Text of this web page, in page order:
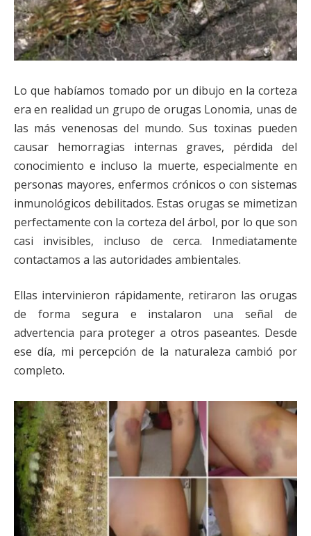
Lo que habíamos tomado por un dibujo en la corteza
era en realidad un grupo de orugas Lonomia, unas de
las más venenosas del mundo. Sus toxinas pueden
causar hemorragias internas graves, pérdida del
conocimiento e incluso la muerte, especialmente en
personas mayores, enfermos crónicos o con sistemas
inmunológicos debilitados. Estas orugas se mimetizan
perfectamente con la corteza del árbol, por lo que son
casi invisibles, incluso de cerca. Inmediatamente
contactamos a las autoridades ambientales.
Ellas intervinieron rápidamente, retiraron las orugas
de forma segura e instalaron una señal de
advertencia para proteger a otros paseantes. Desde
ese día, mi percepción de la naturaleza cambió por
completo.